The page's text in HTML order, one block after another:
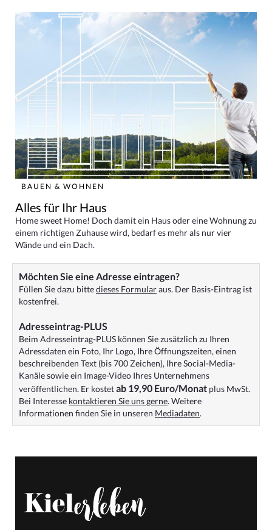
BAUEN & WOHNEN
Alles für Ihr Haus
Home sweet Home! Doch damit ein Haus oder eine Wohnung zu
einem richtigen Zuhause wird, bedarf es mehr als nur vier
Wände und ein Dach.
Möchten Sie eine Adresse eintragen?
Füllen Sie dazu bittedieses Formularaus. Der Basis-Eintrag ist
kostenfrei.
Adresseintrag-PLUS
Beim Adresseintrag-PLUS können Sie zusätzlich zu Ihren
Adressdaten ein Foto, Ihr Logo, Ihre Öffnungszeiten, einen
beschreibenden Text (bis 700 Zeichen), Ihre Social-Media-
Kanäle sowie ein Image-Video Ihres Unternehmens
veröffentlichen. Er kostetab 19,90 Euro/Monat plus MwSt.
Bei Interesse kontaktieren Sie uns gerne. Weitere
Informationen finden Sie in unseren Mediadaten.